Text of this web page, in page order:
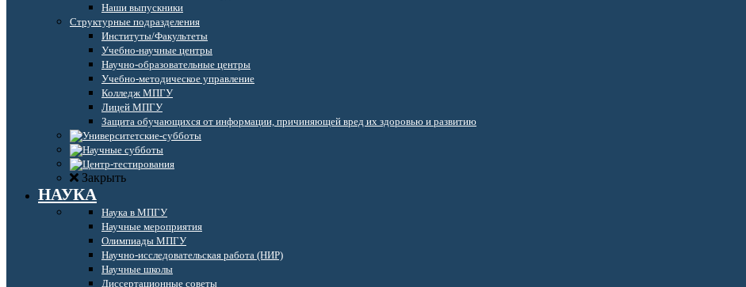
Наши выпускники
Структурные подразделения
Институты/Факультеты
Учебно-научные центры
Научно-образовательные центры
Учебно-методическое управление
Колледж МПГУ
Лицей МПГУ
Защита обучающихся от информации, причиняющей вред их здоровью и развитию
Закрыть
НАУКА
Наука в МПГУ
Научные мероприятия
Олимпиады МПГУ
Научно-исследовательская работа (НИР)
Научные школы
Диссертационные советы